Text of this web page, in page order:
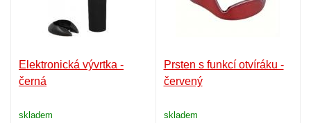
Elektronická vývrtka -
černá
skladem
Prsten s funkcí otvíráku -
červený
skladem